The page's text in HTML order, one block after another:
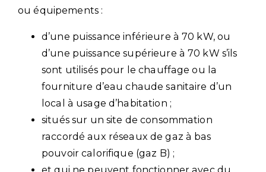
ou équipements :
d’une puissance inférieure à 70 kW, ou
d’une puissance supérieure à 70 kW s’ils
sont utilisés pour le chauffage ou la
fourniture d’eau chaude sanitaire d’un
local à usage d’habitation ;
situés sur un site de consommation
raccordé aux réseaux de gaz à bas
pouvoir calorifique (gaz B) ;